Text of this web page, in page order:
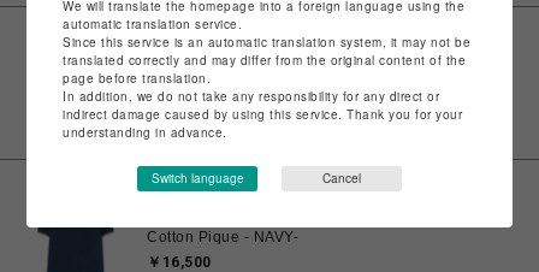
ビーバー
Needles/ニードルズ 別注Shawl Collar S/S Polo -
Cotton Pique - GREEN-
￥16,500
ビーバー
Cotton Pique - NAVY-
￥16,500
We will translate the homepage into a foreign language using the
automatic translation service.
Since this service is an automatic translation system, it may not be
translated correctly and may differ from the original content of the
page before translation.
In addition, we do not take any responsibility for any direct or
indirect damage caused by using this service. Thank you for your
understanding in advance.
Switch language Cancel